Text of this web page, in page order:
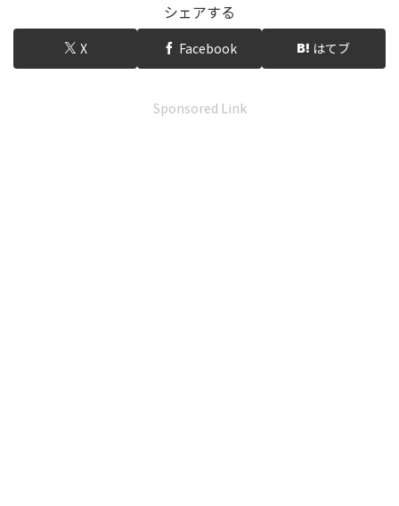
シェアする
X Facebook はてブ
Sponsored Link